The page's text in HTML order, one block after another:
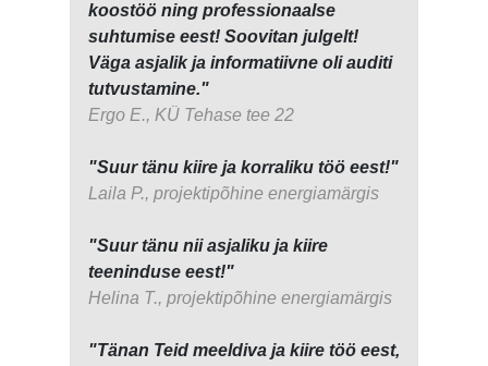
koostöö ning professionaalse
suhtumise eest! Soovitan julgelt!
Väga asjalik ja informatiivne oli auditi
tutvustamine."
Ergo E., KÜ Tehase tee 22
"Suur tänu kiire ja korraliku töö eest!"
Laila P., projektipõhine energiamärgis
"Suur tänu nii asjaliku ja kiire
teeninduse eest!"
Helina T., projektipõhine energiamärgis
"Tänan Teid meeldiva ja kiire töö eest,